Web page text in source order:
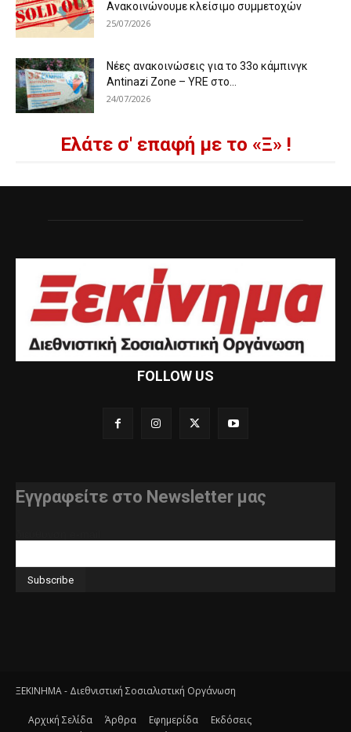
Ανακοινώνουμε κλείσιμο συμμετοχών
25/07/2026
Νέες ανακοινώσεις για το 33ο κάμπινγκ
Antinazi Zone – YRE στο...
24/07/2026
Ελάτε σ' επαφή με το «Ξ» !
FOLLOW US
Εγγραφείτε στο Newsletter μας
ΞΕΚΙΝΗΜΑ - Διεθνιστική Σοσιαλιστική Οργάνωση
Αρχική Σελίδα Άρθρα Εφημερίδα
Εκδόσεις